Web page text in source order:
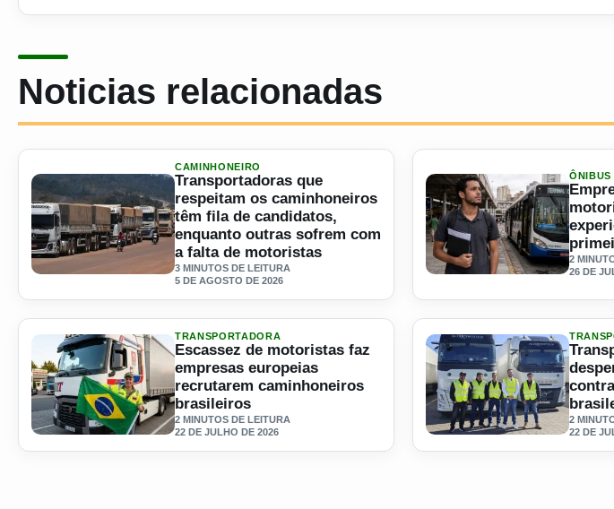
Noticias relacionadas
Ler materia: Transportadoras que respeitam os caminhoneiros têm fila de candidatos,
CAMINHONEIRO
Transportadoras que
respeitam os caminhoneiros
têm fila de candidatos,
enquanto outras sofrem com
a falta de motoristas
3 MINUTOS DE LEITURA
5 DE AGOSTO DE 2026
Ler materia: Empresas
ÔNIBUS
2
26 DE
Ler materia: Escassez de motoristas faz empresas europeias recrutarem caminhoneiros
TRANSPORTADORA
Escassez de motoristas faz
empresas europeias
recrutarem caminhoneiros
brasileiros
2 MINUTOS DE LEITURA
22 DE JULHO DE 2026
Ler materia: Transportadora
2
22 DE